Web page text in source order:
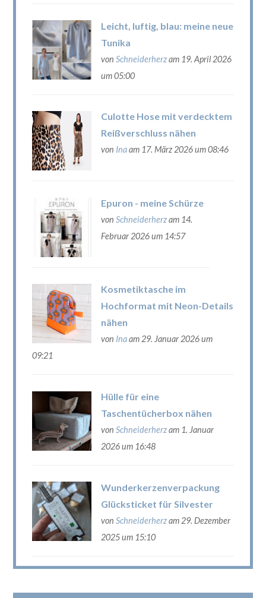
Leicht, luftig, blau: meine neue
Tunika
von Schneiderherzam 19. April 2026
um 05:00
Culotte Hose mit verdecktem
Reißverschluss nähen
von Inaam 17. März 2026 um 08:46
Epuron - meine Schürze
von Schneiderherzam 14.
Februar 2026 um 14:57
Kosmetiktasche im
Hochformat mit Neon-Details
nähen
von Inaam 29. Januar 2026 um
09:21
Hülle für eine
Taschentücherbox nähen
von Schneiderherzam 1. Januar
2026 um 16:48
Wunderkerzenverpackung
Glücksticket für Silvester
von Schneiderherzam 29. Dezember
2025 um 15:10